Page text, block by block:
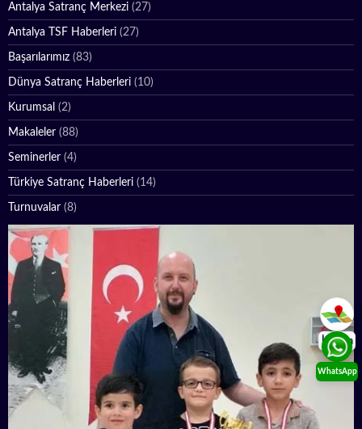
İletişim
WhatsApp
Antalya Satranç Merkezi (27)
Antalya TSF Haberleri (27)
Başarılarımız (83)
Dünya Satranç Haberleri (10)
Kurumsal (2)
Makaleler (88)
Seminerler (4)
Türkiye Satranç Haberleri (14)
Turnuvalar (8)